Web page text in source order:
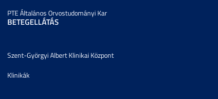
PTE Általános Orvostudományi Kar
BETEGELLÁTÁS
Szent-Györgyi Albert Klinikai Központ
Klinikák